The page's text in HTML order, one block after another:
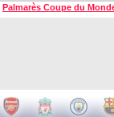
Palmarès Coupe du